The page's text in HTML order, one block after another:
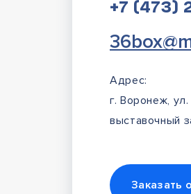
+7 (473)
Адрес:
г. Воронеж, ул.
выставочный
Заказать